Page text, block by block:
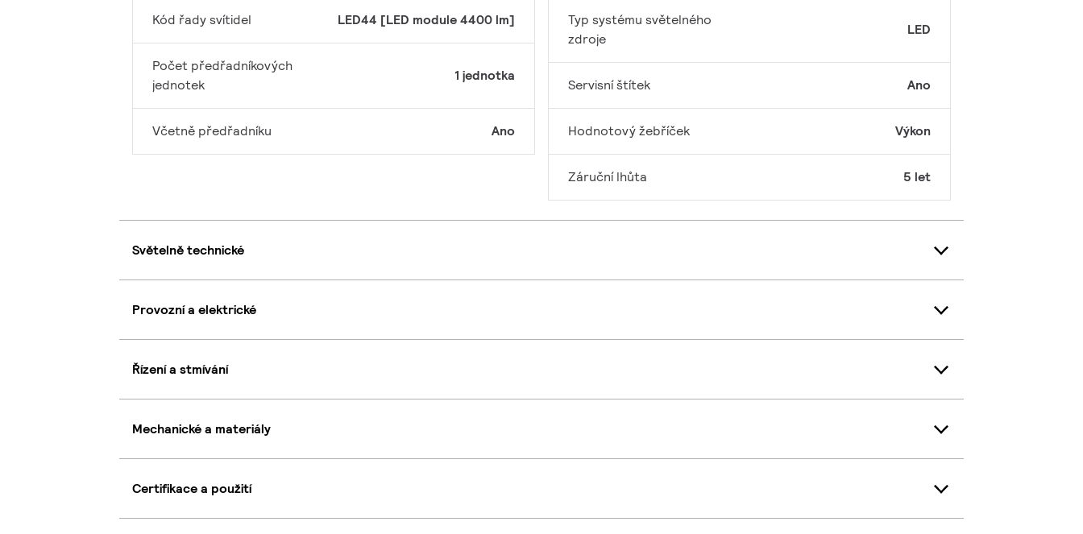
Kód řady svítidel LED44 [LED module 4400 lm]
Počet předřadníkových
jednotek
1 jednotka
Včetně předřadníku Ano
Typ systému světelného
zdroje
LED
Servisní štítek Ano
Hodnotový žebříček Výkon
Záruční lhůta 5 let
Světelně technické
Provozní a elektrické
Řízení a stmívání
Mechanické a materiály
Certifikace a použití